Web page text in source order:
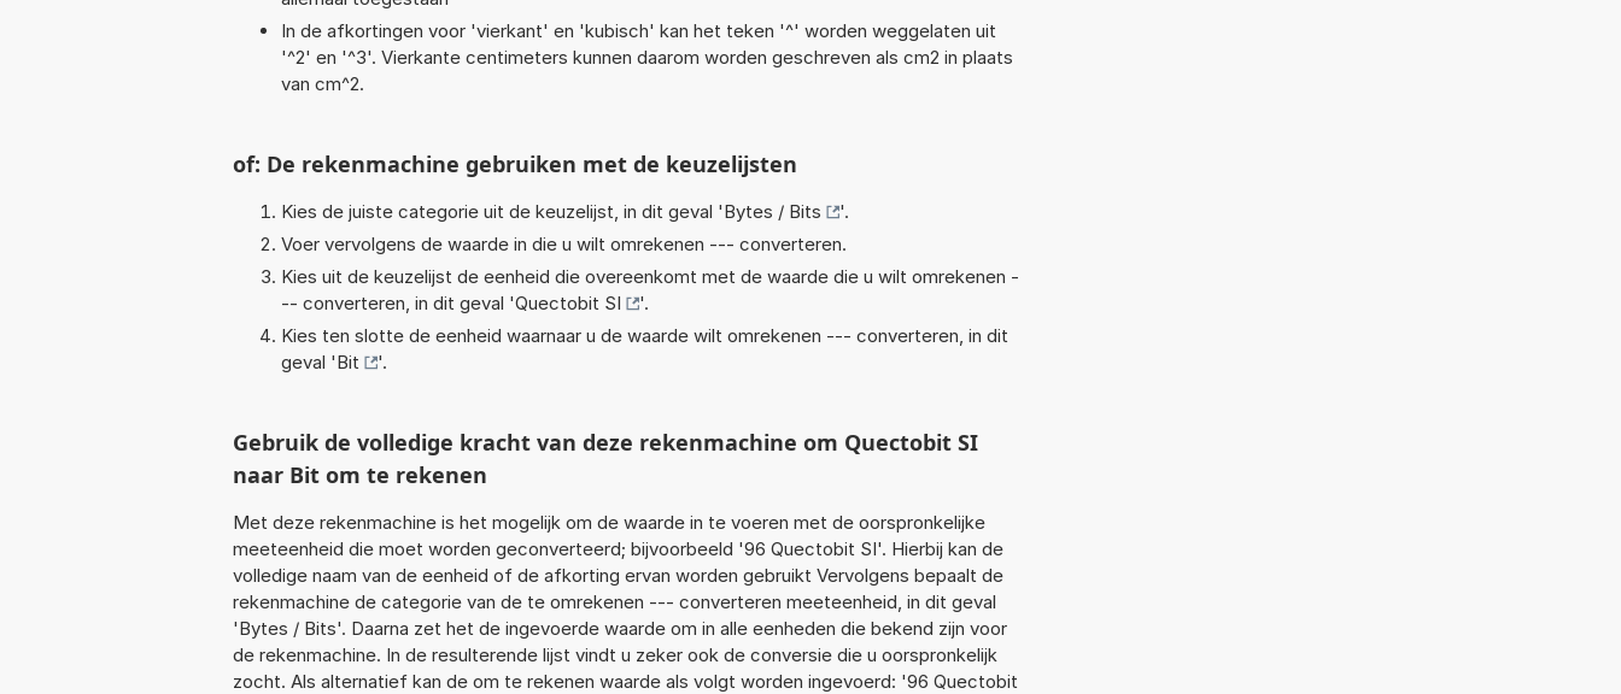
In de afkortingen voor 'vierkant' en 'kubisch' kan het teken '^' worden weggelaten uit
'^2' en '^3'. Vierkante centimeters kunnen daarom worden geschreven als cm2 in plaats
van cm^2.
of: De rekenmachine gebruiken met de keuzelijsten
Kies de juiste categorie uit de keuzelijst, in dit geval 'Bytes / Bits
'.
Voer vervolgens de waarde in die u wilt omrekenen --- converteren.
Kies uit de keuzelijst de eenheid die overeenkomt met de waarde die u wilt omrekenen -
-- converteren, in dit geval 'Quectobit SI
'.
Kies ten slotte de eenheid waarnaar u de waarde wilt omrekenen --- converteren, in dit
geval 'Bit '.
Gebruik de volledige kracht van deze rekenmachine om Quectobit SI
naar Bit om te rekenen
Met deze rekenmachine is het mogelijk om de waarde in te voeren met de oorspronkelijke
meeteenheid die moet worden geconverteerd; bijvoorbeeld '96 Quectobit SI'. Hierbij kan de
volledige naam van de eenheid of de afkorting ervan worden gebruikt Vervolgens bepaalt de
rekenmachine de categorie van de te omrekenen --- converteren meeteenheid, in dit geval
'Bytes / Bits'. Daarna zet het de ingevoerde waarde om in alle eenheden die bekend zijn voor
de rekenmachine. In de resulterende lijst vindt u zeker ook de conversie die u oorspronkelijk
zocht. Als alternatief kan de om te rekenen waarde als volgt worden ingevoerd: '96 Quectobit